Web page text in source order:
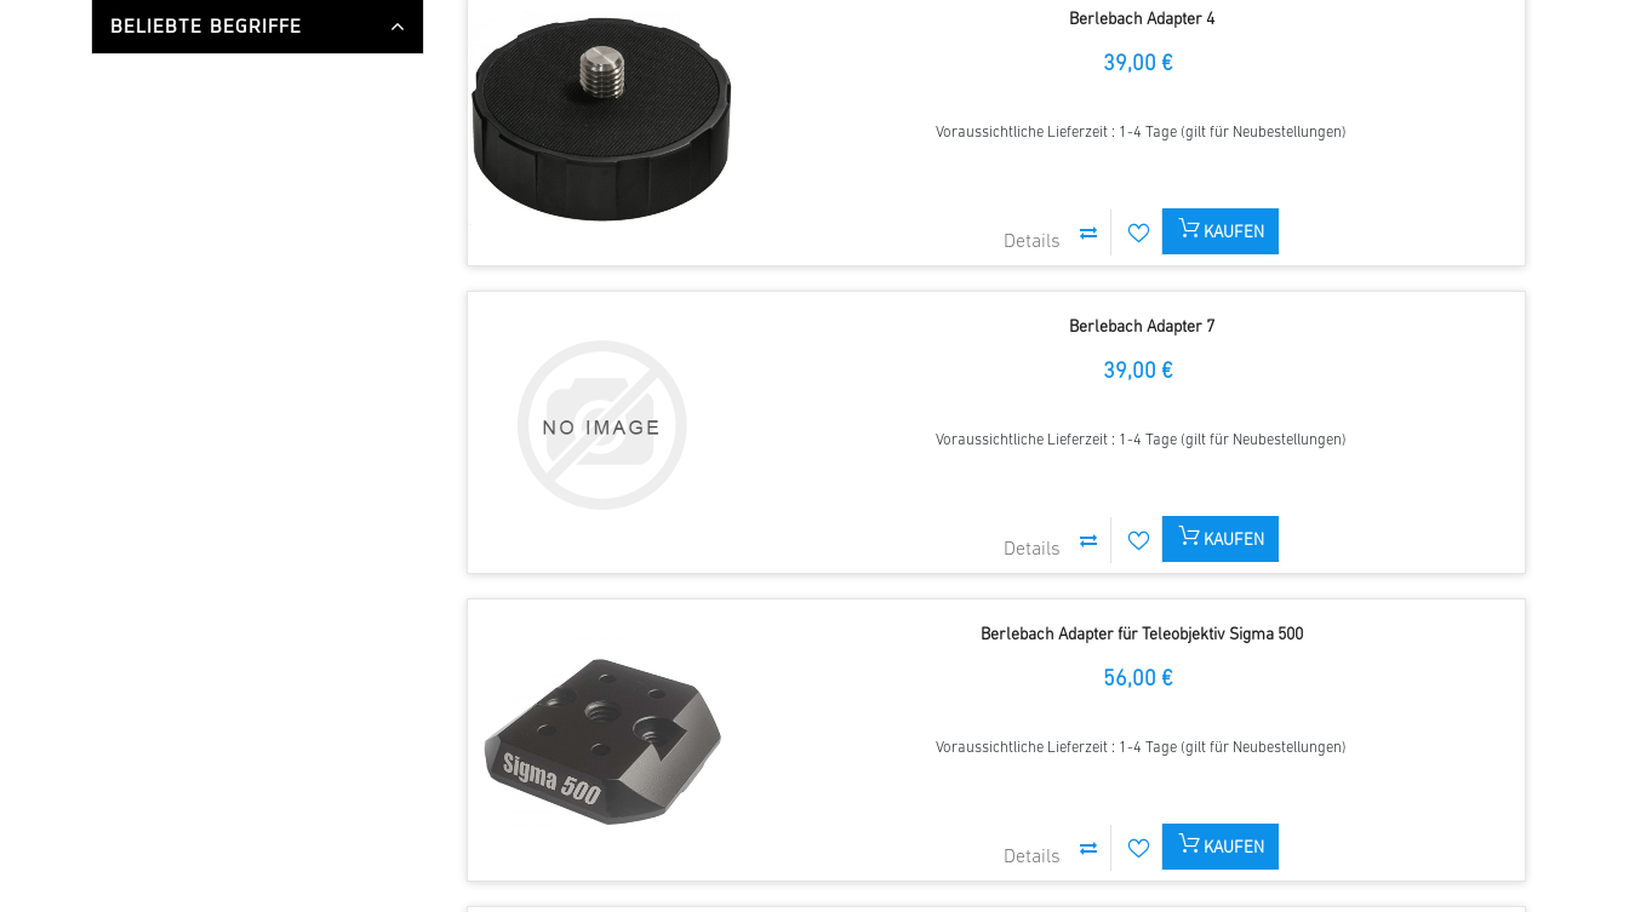
BELIEBTE BEGRIFFE Berlebach Adapter 4
39,00 €
Voraussichtliche Lieferzeit : 1-4 Tage (gilt für Neubestellungen)
KAUFEN
Berlebach Adapter 7
39,00 €
Voraussichtliche Lieferzeit : 1-4 Tage (gilt für Neubestellungen)
KAUFEN
Berlebach Adapter für Teleobjektiv Sigma 500
56,00 €
Voraussichtliche Lieferzeit : 1-4 Tage (gilt für Neubestellungen)
KAUFEN